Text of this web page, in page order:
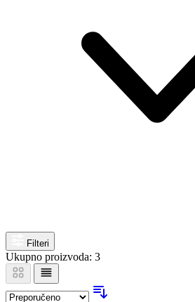
Filteri
Ukupno proizvoda: 3